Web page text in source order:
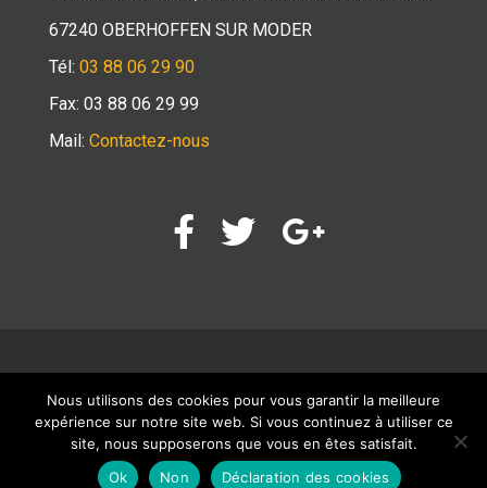
67240 OBERHOFFEN SUR MODER
Tél: 03 88 06 29 90
Fax: 03 88 06 29 99
Mail: Contactez-nous
Page d’accueil Mentions légales
Contact
Déclaration des cookies
Nous utilisons des cookies pour vous garantir la meilleure
expérience sur notre site web. Si vous continuez à utiliser ce
site, nous supposerons que vous en êtes satisfait.
Ok
Non Déclaration des cookies